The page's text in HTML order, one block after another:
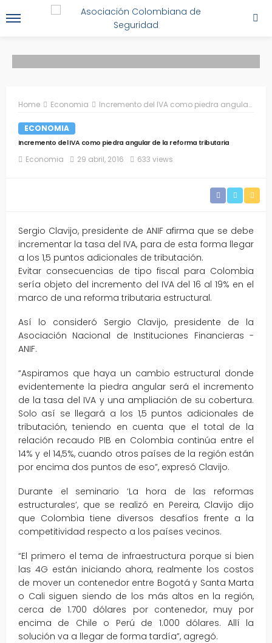
Home Economia Incremento del IVA como piedra angular de la reforma tributaria
ECONOMIA
Incremento del IVA como piedra angular de la reforma tributaria
Economia 29 abril, 2016 633 views
Sergio Clavijo, presidente de ANIF afirma que se debe
incrementar la tasa del IVA, para de esta forma llegar
a los 1,5 puntos adicionales de tributación.
Evitar consecuencias de tipo fiscal para Colombia
sería objeto del incremento del IVA del 16 al 19% en el
marco de una reforma tributaria estructural.
Así lo consideró Sergio Clavijo, presidente de la
Asociación Nacional de Instituciones Financieras -
ANIF.
“Aspiramos que haya un cambio estructural donde
evidentemente la piedra angular será el incremento
de la tasa del IVA y una ampliación de su cobertura.
Solo así se llegará a los 1,5 puntos adicionales de
tributación, teniendo en cuenta que el total de la
relación recaudo PIB en Colombia continúa entre el
14% y el 14,5%, cuando otros países de la región están
por encima dos puntos de eso”, expresó Clavijo.
Durante el seminario ‘La hora de las reformas
estructurales’, que se realizó en Pereira, Clavijo dijo
que Colombia tiene diversos desafíos frente a la
competitividad respecto a los países vecinos.
“El primero el tema de infraestructura porque si bien
las 4G están iniciando ahora, realmente los costos
de mover un contenedor entre Bogotá y Santa Marta
o Cali siguen siendo de los más altos en la región,
cerca de 1.700 dólares por contenedor, muy por
encima de Chile o Perú de 1.000 dólares. Allí la
solución va a llegar de forma tardía”, agregó.